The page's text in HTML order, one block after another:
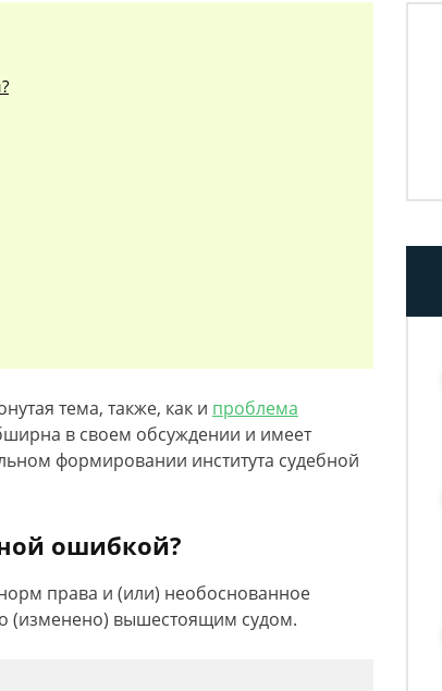
тема, также, как и проблема
в своем обсуждении и имеет
формировании института судебной
ошибкой?
права и (или) необоснованное
(изменено) вышестоящим судом.